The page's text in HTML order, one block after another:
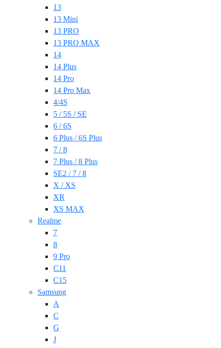
13
13 Mini
13 PRO
13 PRO MAX
14
14 Plus
14 Pro
14 Pro Max
4/4S
5 / 5S / SE
6 / 6S
6 Plus / 6S Plus
7 / 8
7 Plus / 8 Plus
SE2 / 7 / 8
X / XS
XR
XS MAX
Realme
7
8
9 Pro
C11
C15
Samsung
A
C
G
J